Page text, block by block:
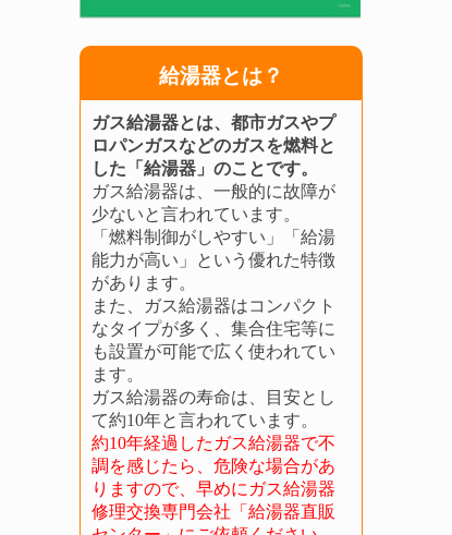
給湯器とは？
ガス給湯器とは、都市ガスやプ
ロパンガスなどのガスを燃料と
した「給湯器」のことです。
ガス給湯器は、一般的に故障が
少ないと言われています。
「燃料制御がしやすい」「給湯
能力が高い」という優れた特徴
があります。
また、ガス給湯器はコンパクト
なタイプが多く、集合住宅等に
も設置が可能で広く使われてい
ます。
ガス給湯器の寿命は、目安とし
て約10年と言われています。
約10年経過したガス給湯器で不
調を感じたら、危険な場合があ
りますので、早めにガス給湯器
修理交換専門会社「給湯器直販